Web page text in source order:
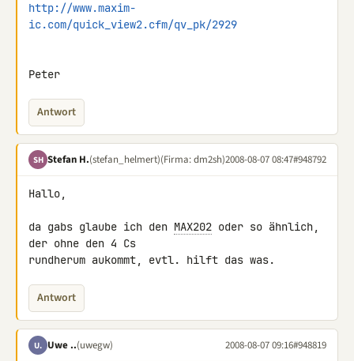
http://www.maxim-
ic.com/quick_view2.cfm/qv_pk/2929
Peter
Antwort
SH Stefan H.(stefan_helmert)(Firma: dm2sh)2008-08-07 08:47#948792
Hallo,
da gabs glaube ich den MAX202 oder so ähnlich,
der ohne den 4 Cs
rundherum aukommt, evtl. hilft das was.
Antwort
U. Uwe ..(uwegw) 2008-08-07 09:16#948819